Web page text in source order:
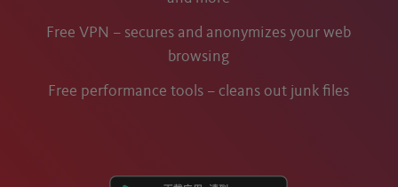
Free VPN – secures and anonymizes your web
browsing
Free performance tools – cleans out junk files